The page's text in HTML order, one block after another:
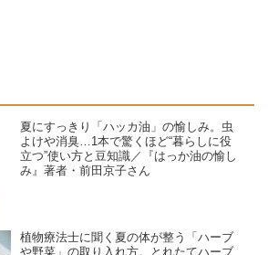
夏にすっきり「ハッカ油」の愉しみ。虫
よけや消臭…1本で驚くほど“暮らしに役
立つ”使い方と豆知識／『はっか油の愉し
み』著者・前田京子さん
植物療法士に聞く夏の体が整う「ハーブ
や野菜」の取り入れ方。とれたてハーブ